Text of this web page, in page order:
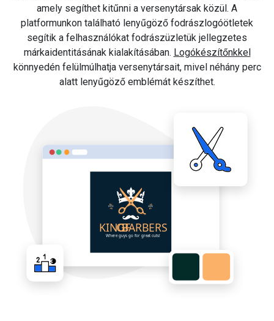
amely segíthet kitűnni a versenytársak közül. A
platformunkon található lenyűgöző fodrászlogóötletek
segítik a felhasználókat fodrászüzletük jellegzetes
márkaidentitásának kialakításában. Logókészítőnkkel
könnyedén felülmúlhatja versenytársait, mivel néhány perc
alatt lenyűgöző emblémát készíthet.